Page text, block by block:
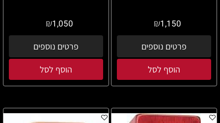
₪1,150
פרטים נוספים
הוסף לסל
₪1,050
פרטים נוספים
הוסף לסל